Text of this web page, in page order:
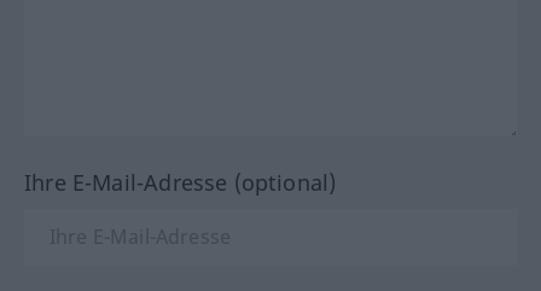
Ihre E-Mail-Adresse (optional)